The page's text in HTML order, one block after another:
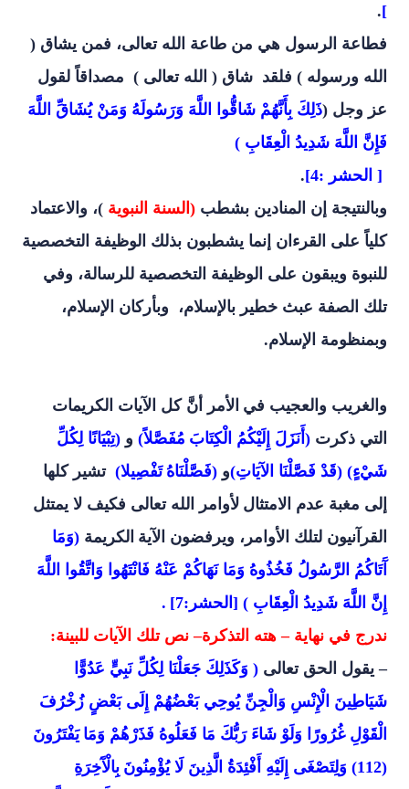
]
.
فطاعة الرسول هي من طاعة الله تعالى، فمن يشاق (
الله ورسوله ) فلقد شاق ( الله تعالى ) مصداقاً لقول
عز وجل (ذَلِكَ بِأَنَّهُمْ شَاقُّوا اللَّهَ وَرَسُولَهُ وَمَنْ يُشَاقِّ اللَّهَ
فَإِنَّ اللَّهَ شَدِيدُ الْعِقَابِ )
[ الحشر :4]
.
وبالنتيجة إن المنادين بشطب (السنة النبوية )، والاعتماد
كلياً على القرءان إنما يشطبون بذلك الوظيفة التخصصية
للنبوة ويبقون على الوظيفة التخصصية للرسالة، وفي
تلك الصفة عبث خطير بالإسلام، وبأركان الإسلام،
وبمنظومة الإسلام.
والغريب والعجيب في الأمر أنَّ كل الآيات الكريمات
التي ذكرت (أَنَزَلَ إِلَيْكُمُ الْكِتَابَ مُفَصَّلاً) و (تِبْيَانًا لِكُلِّ
شَيْءٍ) (قَدْ فَصَّلْنَا الآيَاتِ)و (فَصَّلْنَاهُ تَفْصِيلا) تشير كلها
إلى مغبة عدم الامتثال لأوامر الله تعالى فكيف لا يمتثل
القرآنيون لتلك الأوامر، ويرفضون الآية الكريمة (وَمَا
آَتَاكُمُ الرَّسُولُ فَخُذُوهُ وَمَا نَهَاكُمْ عَنْهُ فَانْتَهُوا وَاتَّقُوا اللَّهَ
إِنَّ اللَّهَ شَدِيدُ الْعِقَابِ ) [الحشر:7]
.
ندرج في نهاية – هته التذكرة– نص تلك الآيات للبينة:
– يقول الحق تعالى ( وَكَذَلِكَ جَعَلْنَا لِكُلِّ نَبِيٍّ عَدُوًّا
شَيَاطِينَ الْإِنْسِ وَالْجِنِّ يُوحِي بَعْضُهُمْ إِلَى بَعْضٍ زُخْرُفَ
الْقَوْلِ غُرُورًا وَلَوْ شَاءَ رَبُّكَ مَا فَعَلُوهُ فَذَرْهُمْ وَمَا يَفْتَرُونَ
(112) وَلِتَصْغَى إِلَيْهِ أَفْئِدَةُ الَّذِينَ لَا يُؤْمِنُونَ
بِالْآَخِرَةِ